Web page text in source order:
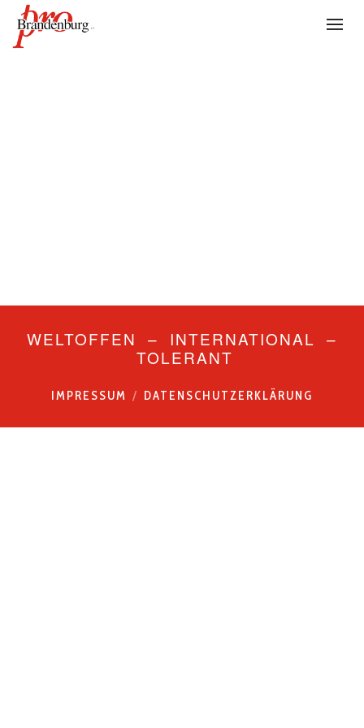
WELTOFFEN – INTERNATIONAL –
TOLERANT
IMPRESSUM DATENSCHUTZERKLÄRUNG